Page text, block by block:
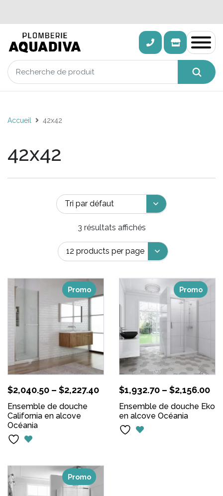
Accueil 42x42
42x42
3 résultats affichés
Promo
$2,040.50 – $2,227.40
Ensemble de douche
California en alcove
Océania
Promo
$1,932.70 – $2,156.00
Ensemble de douche Eko
en alcove Océania
Promo